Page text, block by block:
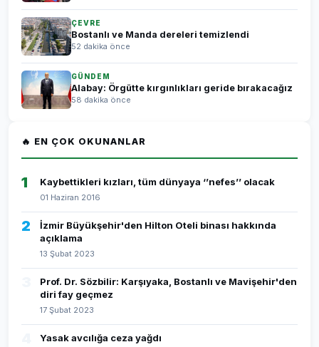
ÇEVRE
Bostanlı ve Manda dereleri temizlendi
52 dakika önce
GÜNDEM
Alabay: Örgütte kırgınlıkları geride bırakacağız
58 dakika önce
🔥 EN ÇOK OKUNANLAR
1 Kaybettikleri kızları, tüm dünyaya ‘’nefes’’ olacak
01 Haziran 2016
2
İzmir Büyükşehir'den Hilton Oteli binası hakkında
açıklama
13 Şubat 2023
Prof. Dr. Sözbilir: Karşıyaka, Bostanlı ve Mavişehir'den
diri fay geçmez
17 Şubat 2023
Yasak avcılığa ceza yağdı